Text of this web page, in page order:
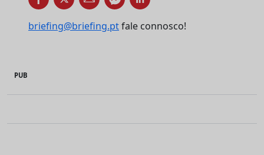
briefing@briefing.ptfale connosco!
PUB